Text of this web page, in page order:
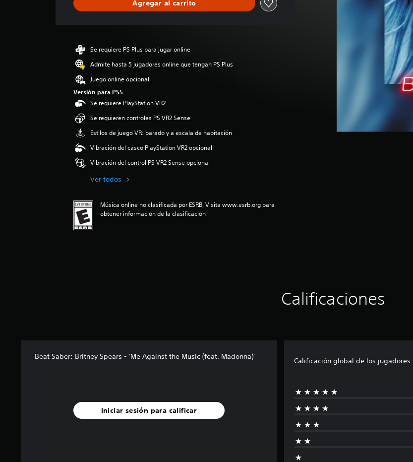
i
i
c
n
e
s
Agregar al carrito
Se requiere PS Plus para jugar online
Admite hasta 5 jugadores online que tengan PS Plus
Juego online opcional
Versión para PS5
Se requiere PlayStation VR2
Se requieren controles PS VR2 Sense
Estilos de juego VR: parado y a escala de habitación
Vibración del casco PlayStation VR2 opcional
Vibración del control PS VR2 Sense opcional
Ver todos
Música online no clasificada por ESRB, Visita www.esrb.org para
obtener información de la clasificación
Calificaciones
Beat Saber: Britney Spears - 'Me Against the Music (feat. Madonna)'
Iniciar sesión para calificar
Calificación global de los jugadores